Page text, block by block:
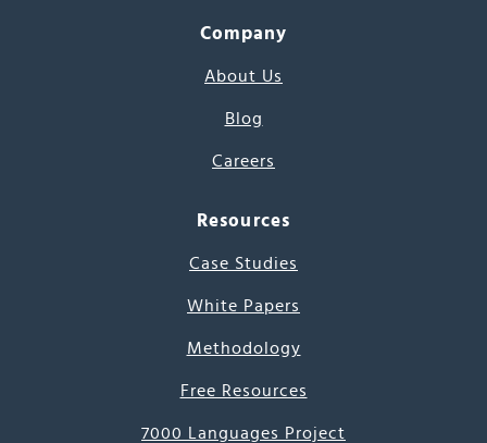
Company
About Us
Blog
Careers
Resources
Case Studies
White Papers
Methodology
Free Resources
7000 Languages Project